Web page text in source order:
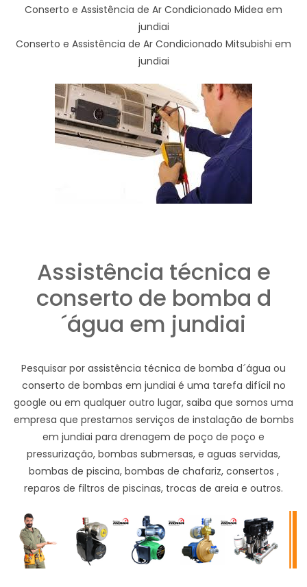
Conserto e Assistência de Ar Condicionado Midea em
jundiai
Conserto e Assistência de Ar Condicionado Mitsubishi em
jundiai
Assistência técnica e
conserto de bomba d
´água em jundiai
Pesquisar por assistência técnica de bomba d´água ou
conserto de bombas em jundiai é uma tarefa difícil no
google ou em qualquer outro lugar, saiba que somos uma
empresa que prestamos serviços de instalação de bombs
em jundiai para drenagem de poço de poço e
pressurização, bombas submersas, e aguas servidas,
bombas de piscina, bombas de chafariz, consertos ,
reparos de filtros de piscinas, trocas de areia e outros.